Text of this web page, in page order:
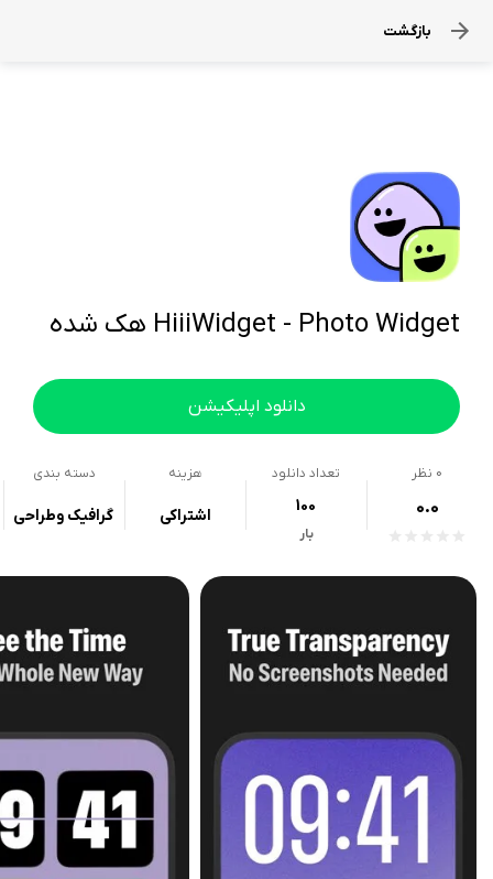
بازگشت
HiiiWidget - Photo Widget هک شده
دانلود اپلیکیشن
0 نظر
0.0
تعداد دانلود
100
بار
هزینه
اشتراکی
دسته بندی
گرافیک وطراحی